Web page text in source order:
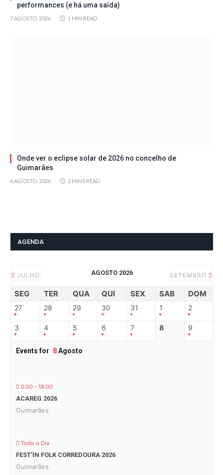
performances (e há uma saída)
7 AGOSTO, 2026 1 MIN READ
Onde ver o eclipse solar de 2026 no concelho de
Guimarães
6 AGOSTO, 2026 2 MINS READ
AGENDA
JULHO AGOSTO 2026 SETEMBRO
SEG TER QUA QUI SEX SAB DOM
27 28 29 30 31 1 2
3 4 5 6 7 8 9
Events for 8Agosto
0:00 - 18:00
ACAREG 2026
Guimarães
Todo o Dia
FEST’IN FOLK CORREDOURA 2026
Guimarães